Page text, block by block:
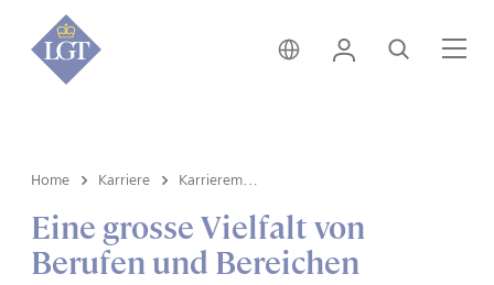
Deutschland • Deutsch
Login Suche
Home Karriere
Eine grosse Vielfalt von
Berufen und Bereichen